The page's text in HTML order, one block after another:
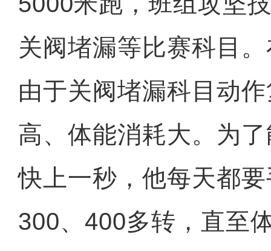
关阀堵漏等比赛科目
由于关阀堵漏科目动
高、体能消耗大。为
快上一秒，他每天都
300、400多转，直至